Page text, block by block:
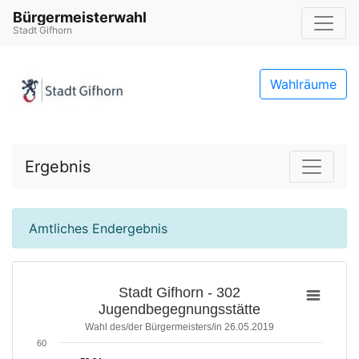
Bürgermeisterwahl
Stadt Gifhorn
Wahlräume
Ergebnis
Amtliches Endergebnis
Stadt Gifhorn - 302
Jugendbegegnungsstätte
Wahl des/der Bürgermeisters/in 26.05.2019
60